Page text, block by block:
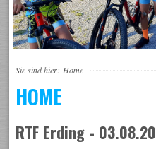
Sie sind hier: Home
HOME
RTF Erding -